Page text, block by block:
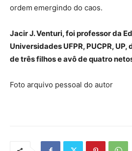
ordem emergindo do caos.
Jacir J. Venturi, foi professor da
Universidades UFPR, PUCPR,
de três filhos e avô de quatro
Foto arquivo pessoal do autor